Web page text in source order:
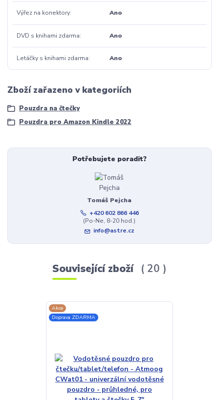
Výřez na konektory Ano
DVD s knihami zdarma Ano
Letáčky s knihami zdarma Ano
Zboží zařazeno v kategoriích
Pouzdra na čtečky
Pouzdra pro Amazon Kindle 2022
Potřebujete poradit?
Tomáš Pejcha
+420 602 866 446
(Po-Ne, 8-20 hod.)
info@astre.cz
Související zboží 20
Akce
Doprava ZDARMA